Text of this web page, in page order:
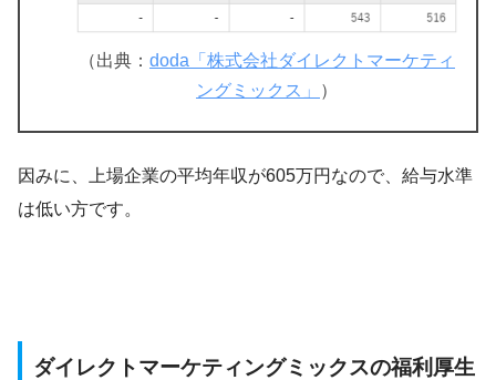
（出典： doda「株式会社ダイレクトマーケティ
ングミックス」
）
因みに、上場企業の平均年収が605万円なので、給与水準
は低い方です。
ダイレクトマーケティングミックスの福利厚生